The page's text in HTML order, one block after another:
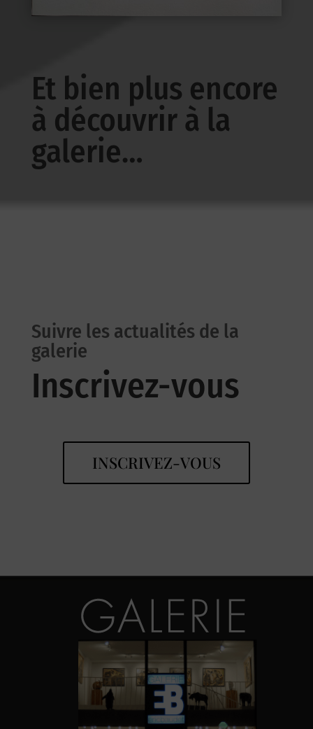
Et bien plus encore
à découvrir à la
galerie…
Suivre les actualités de la
galerie
Inscrivez-vous
INSCRIVEZ-VOUS